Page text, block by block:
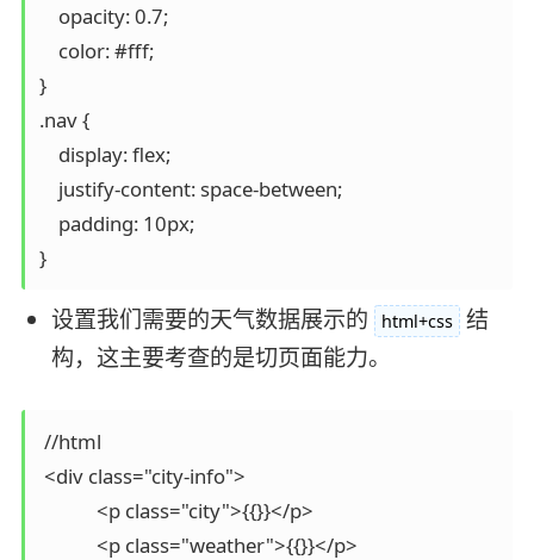
    opacity: 0.7;
    color: #fff;
}
.nav {
    display: flex;
    justify-content: space-between;
    padding: 10px;
}
设置我们需要的天气数据展示的 html+css 结
构，这主要考查的是切页面能力。
//html
<div class="city-info">
            <p class="city">{{}}</p>
            <p class="weather">{{}}</p>